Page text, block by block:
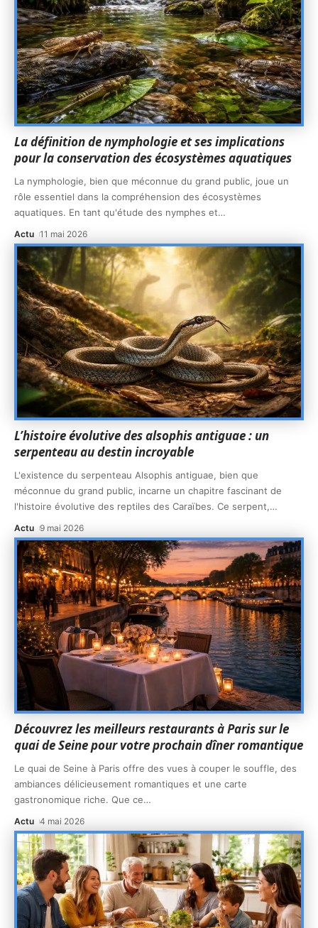
La définition de nymphologie et ses implications
pour la conservation des écosystèmes aquatiques
La nymphologie, bien que méconnue du grand public, joue un
rôle essentiel dans la compréhension des écosystèmes
aquatiques. En tant qu'étude des nymphes et…
Actu 11 mai 2026
L’histoire évolutive des alsophis antiguae : un
serpenteau au destin incroyable
L'existence du serpenteau Alsophis antiguae, bien que
méconnue du grand public, incarne un chapitre fascinant de
l'histoire évolutive des reptiles des Caraïbes. Ce serpent,…
Actu 9 mai 2026
Découvrez les meilleurs restaurants à Paris sur le
quai de Seine pour votre prochain dîner romantique
Le quai de Seine à Paris offre des vues à couper le souffle, des
ambiances délicieusement romantiques et une carte
gastronomique riche. Que ce…
Actu 4 mai 2026